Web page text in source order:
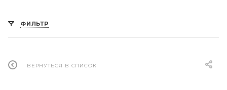
ФИЛЬТР
ВЕРНУТЬСЯ В СПИСОК